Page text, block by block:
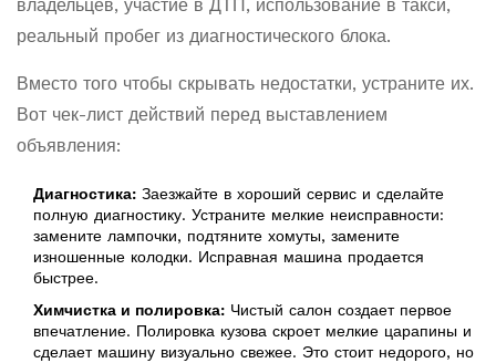
владельцев, участие в ДТП, использование в такси,
реальный пробег из диагностического блока.
Вместо того чтобы скрывать недостатки, устраните их.
Вот чек-лист действий перед выставлением
объявления:
Диагностика: Заезжайте в хороший сервис и сделайте
полную диагностику. Устраните мелкие неисправности:
замените лампочки, подтяните хомуты, замените
изношенные колодки. Исправная машина продается
быстрее.
Химчистка и полировка: Чистый салон создает первое
впечатление. Полировка кузова скроет мелкие царапины и
сделает машину визуально свежее. Это стоит недорого, но